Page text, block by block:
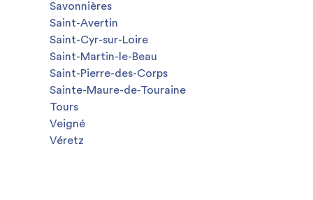
Savonnières
Saint-Avertin
Saint-Cyr-sur-Loire
Saint-Martin-le-Beau
Saint-Pierre-des-Corps
Sainte-Maure-de-Touraine
Tours
Veigné
Véretz